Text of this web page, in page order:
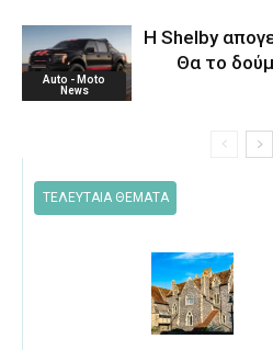
Auto - Moto
News
Η Shelby
Θα το
ΤΕΛΕΥΤΑΙΑ ΘΕΜΑΤΑ